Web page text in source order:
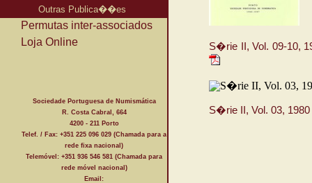
Outras Publica��es
Permutas inter-associados
Loja Online
Sociedade Portuguesa de Numismática
R. Costa Cabral, 664
4200 - 211 Porto
Telef. / Fax: +351 225 096 029 (Chamada para a
rede fixa nacional)
Telemóvel: +351 936 546 581 (Chamada para
rede móvel nacional)
Email:
S�rie II, Vol. 09-10,
S�rie II, Vol. 03, 1980